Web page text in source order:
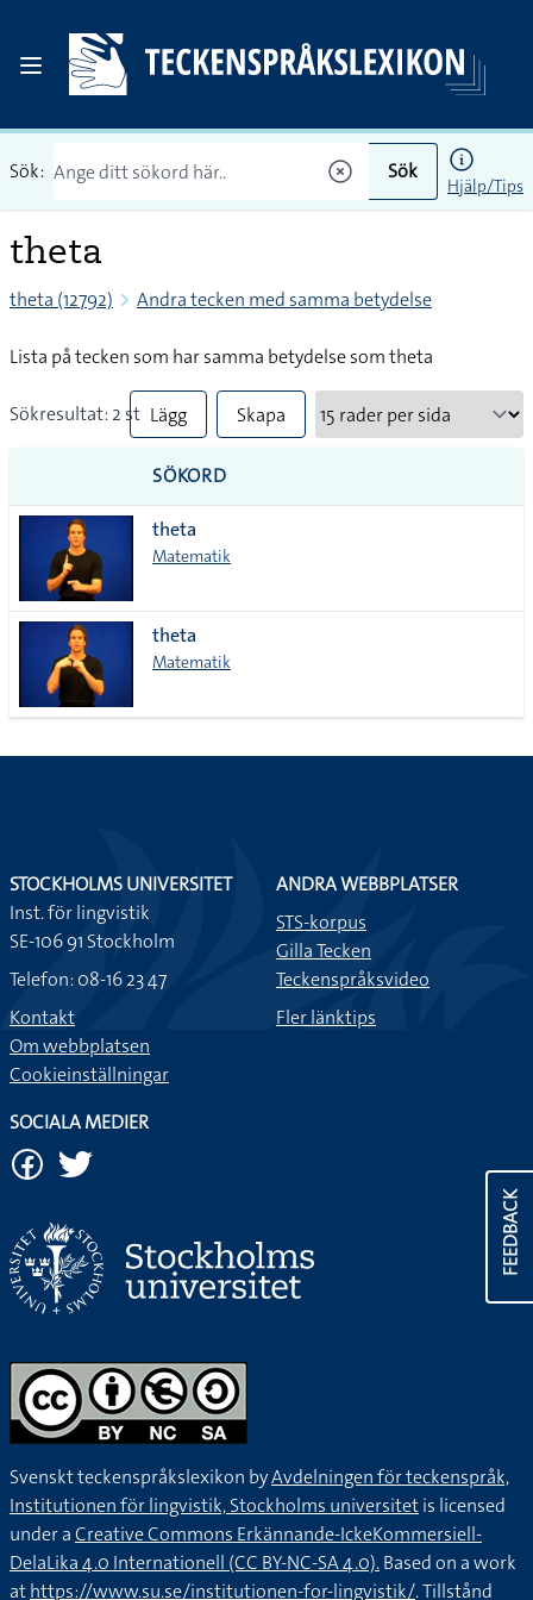
Sök: Sök
Hjälp/Tips
theta
theta (12792) Andra tecken med samma betydelse
Lista på tecken som har samma betydelse som theta
Sökresultat: 2 st Lägg
till
alla i
lista
Skapa
SÖKORD
theta
Matematik
theta
Matematik
FEEDBACK
STOCKHOLMS UNIVERSITET
Inst. för lingvistik
SE-106 91 Stockholm
Telefon: 08-16 23 47
Kontakt
Om webbplatsen
Cookieinställningar
ANDRA WEBBPLATSER
STS-korpus
Gilla Tecken
Teckenspråksvideo
Fler länktips
SOCIALA MEDIER
Svenskt teckenspråkslexikon byAvdelningen för teckenspråk,
Institutionen för lingvistik, Stockholms universitetis licensed
under aCreative Commons Erkännande-IckeKommersiell-
DelaLika 4.0 Internationell (CC BY-NC-SA 4.0).Based on a work
athttps://www.su.se/institutionen-for-lingvistik/. Tillstånd